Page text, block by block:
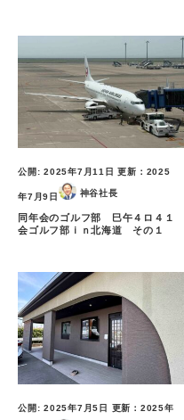
公開: 2025年7月11日 更新： 2025
年7月9日 神谷社長
同年会のゴルフ部 巳午４ロ４１
会ゴルフ部ｉｎ北海道 その１
公開: 2025年7月5日 更新： 2025年